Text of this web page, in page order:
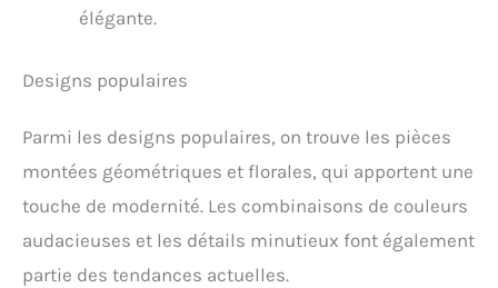
élégante.
Designs populaires
Parmi les designs populaires, on trouve les pièces
montées géométriques et florales, qui apportent une
touche de modernité. Les combinaisons de couleurs
audacieuses et les détails minutieux font également
partie des tendances actuelles.